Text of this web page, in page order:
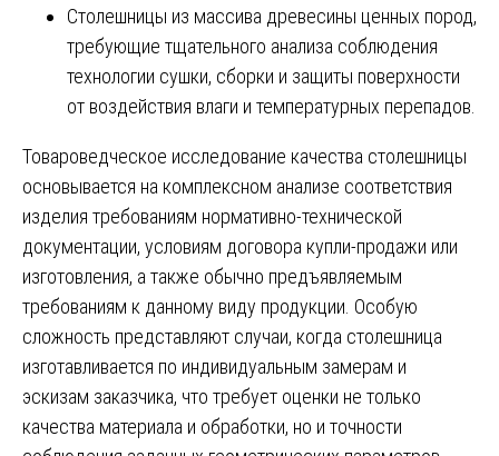
Столешницы из массива древесины ценных пород,
требующие тщательного анализа соблюдения
технологии сушки, сборки и защиты поверхности
от воздействия влаги и температурных перепадов.
Товароведческое исследование качества столешницы
основывается на комплексном анализе соответствия
изделия требованиям нормативно-технической
документации, условиям договора купли-продажи или
изготовления, а также обычно предъявляемым
требованиям к данному виду продукции. Особую
сложность представляют случаи, когда столешница
изготавливается по индивидуальным замерам и
эскизам заказчика, что требует оценки не только
качества материала и обработки, но и точности